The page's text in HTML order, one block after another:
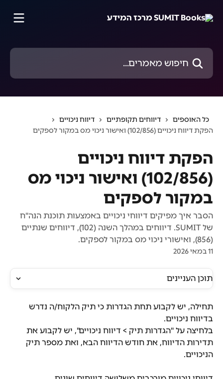
חיפוש מאמרים...
כל האוספים דיווחים תקופתיים
דיווח ניכויים
הפקת דיווח ניכויים (102/856) ואישור ניכוי מס במקור לספקים
הפקת דיווח ניכויים
(102/856) ואישור ניכוי מס
במקור לספקים
הסבר איך מפיקים דיווחי ניכויים באמצעות תוכנת הנה"ח
של SUMIT. דיווחים במהלך השנה (102), דיווחים שנתיים
(856), ואישורי ניכוי מס במקור לספקים.
11 במאי 2026
תוכן העניינים
תחילה, יש לקבוע תחת הגדרות כי תיק הלקוח/ה נדרש
בדיווח ניכויים.
בלחיצה על "הגדרות תיק > דיווח ניכויים", יש לקבוע את
תדירות הדיווח, את חודש הדיווח הבא, ואת מספר תיק
הניכויים.